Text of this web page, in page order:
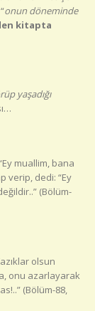
onun döneminde
kitapta
yaşadığı
muallim, bana
verip, dedi: “Ey
(Bölüm-
olsun
onu azarlayarak
(Bölüm-88,